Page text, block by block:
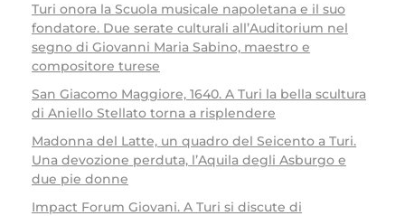
Turi onora la Scuola musicale napoletana e il suo
fondatore. Due serate culturali all’Auditorium nel
segno di Giovanni Maria Sabino, maestro e
compositore turese
San Giacomo Maggiore, 1640. A Turi la bella scultura
di Aniello Stellato torna a risplendere
Madonna del Latte, un quadro del Seicento a Turi.
Una devozione perduta, l’Aquila degli Asburgo e
due pie donne
Impact Forum Giovani. A Turi si discute di